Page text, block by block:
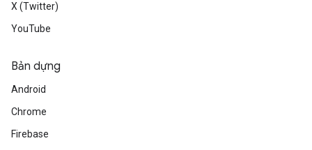
X (Twitter)
YouTube
Bản dựng
Android
Chrome
Firebase